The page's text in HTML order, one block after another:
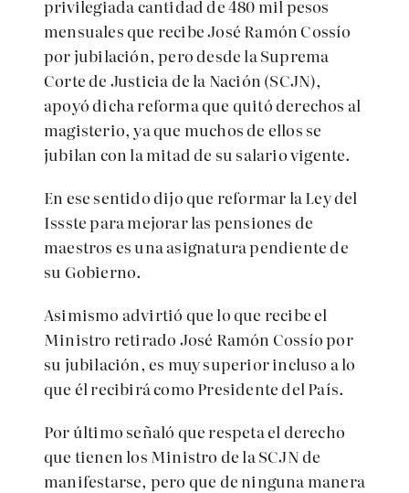
privilegiada cantidad de 480 mil pesos
mensuales que recibe José Ramón Cossío
por jubilación, pero desde la Suprema
Corte de Justicia de la Nación (SCJN),
apoyó dicha reforma que quitó derechos al
magisterio, ya que muchos de ellos se
jubilan con la mitad de su salario vigente.
En ese sentido dijo que reformar la Ley del
Issste para mejorar las pensiones de
maestros es una asignatura pendiente de
su Gobierno.
Asimismo advirtió que lo que recibe el
Ministro retirado José Ramón Cossío por
su jubilación, es muy superior incluso a lo
que él recibirá como Presidente del País.
Por último señaló que respeta el derecho
que tienen los Ministro de la SCJN de
manifestarse, pero que de ninguna manera